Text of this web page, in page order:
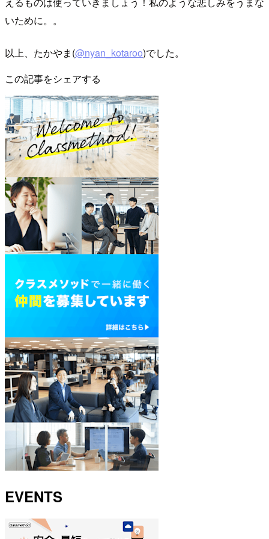
いために。。
以上、たかやま(@nyan_kotaroo)でした。
この記事をシェアする
EVENTS